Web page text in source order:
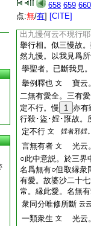
658 659 660
点:無/有] [CITE]
前九慢類聖亦不現
流出。有學聖者。
出九慢何云不現行
擧行相。似三慢故
然九慢。以我見爲
學聖者。已斷我見
擧例釋也 文
寶云
二無有愛全。三有
定不行。慢
1 亦有
行殺･盜･婬･誑故。
定不行 文 婬者邪婬
言無有者 文
光云
○此中意説。於三界
名爲無有○但取縁衆
有愛。故婆沙二十
常。縁此愛。名無
衆同分唯修所斷 云
一類衆生 文
光云